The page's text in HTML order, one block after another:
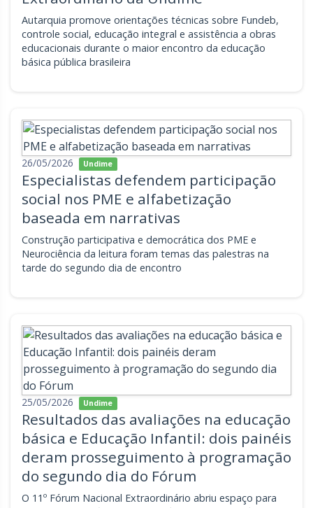
Autarquia promove orientações técnicas sobre Fundeb,
controle social, educação integral e assistência a obras
educacionais durante o maior encontro da educação
básica pública brasileira
26/05/2026 Undime
Especialistas defendem participação
social nos PME e alfabetização
baseada em narrativas
Construção participativa e democrática dos PME e
Neurociência da leitura foram temas das palestras na
tarde do segundo dia de encontro
25/05/2026 Undime
Resultados das avaliações na educação
básica e Educação Infantil: dois painéis
deram prosseguimento à programação
do segundo dia do Fórum
O 11º Fórum Nacional Extraordinário abriu espaço para